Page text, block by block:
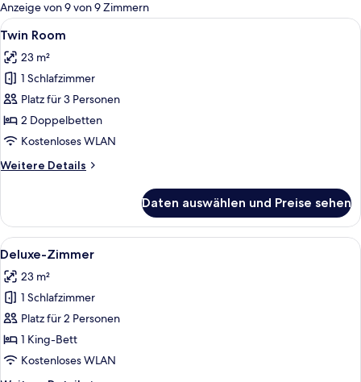
Zimmer
Anzeige von 9 von 9 Zimmern
Alle
Fotos
für
Twin
Room
anzeigen
Ein Hotelzimmer mit zwei Betten,
5
Twin Room
23 m²
1 Schlafzimmer
Platz für 3 Personen
2 Doppelbetten
Kostenloses WLAN
Weitere Details
Weitere
Room
Daten auswählen und Preise sehen
Alle
Fotos
für
Deluxe-
Zimmer
anzeigen
Ein Hotelzimmer mit einem großen
6
Deluxe-Zimmer
23 m²
1 Schlafzimmer
Platz für 2 Personen
1 King-Bett
Kostenloses WLAN